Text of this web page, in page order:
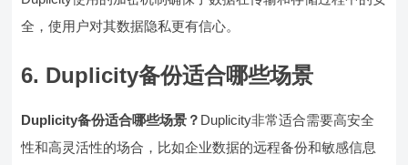
全，使用户对其数据隐私更有信心。
6. Duplicity备份适合哪些场景
Duplicity备份适合哪些场景？ Duplicity非常适合需要高安全
性和高灵活性的场合，比如企业数据的远程备份和敏感信息